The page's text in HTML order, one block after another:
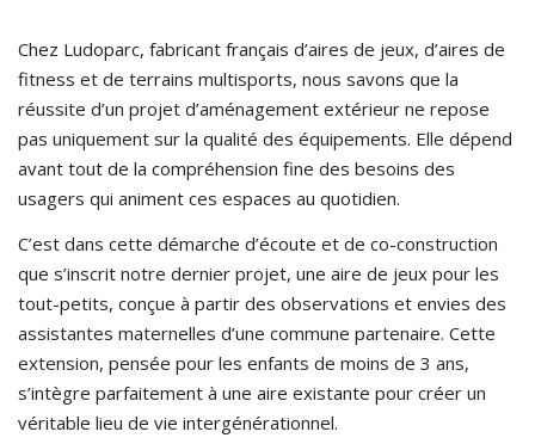
Chez Ludoparc, fabricant français d’aires de jeux, d’aires de
fitness et de terrains multisports, nous savons que la
réussite d’un projet d’aménagement extérieur ne repose
pas uniquement sur la qualité des équipements. Elle dépend
avant tout de la compréhension fine des besoins des
usagers qui animent ces espaces au quotidien.
C’est dans cette démarche d’écoute et de co-construction
que s’inscrit notre dernier projet, une aire de jeux pour les
tout-petits, conçue à partir des observations et envies des
assistantes maternelles d’une commune partenaire. Cette
extension, pensée pour les enfants de moins de 3 ans,
s’intègre parfaitement à une aire existante pour créer un
véritable lieu de vie intergénérationnel.